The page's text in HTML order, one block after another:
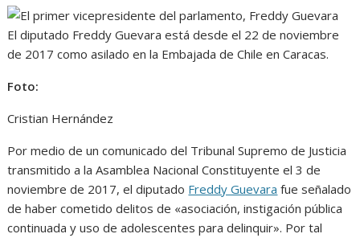
El diputado Freddy Guevara está desde el 22 de noviembre
de 2017 como asilado en la Embajada de Chile en Caracas.
Foto:
Cristian Hernández
Por medio de un comunicado del Tribunal Supremo de Justicia
transmitido a la Asamblea Nacional Constituyente el 3 de
noviembre de 2017, el diputado Freddy Guevara fue señalado
de haber cometido delitos de «asociación, instigación pública
continuada y uso de adolescentes para delinquir». Por tal